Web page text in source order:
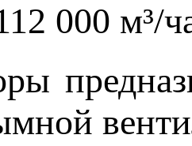
000 м³/